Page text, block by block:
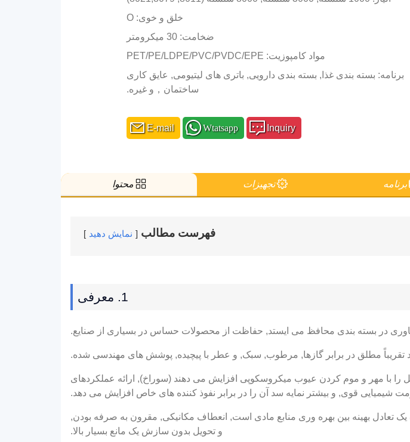
خلق و خوی: O
ضخامت: 30 میکرومتر
مواد کامپوزیت: PET/PE/LDPE/PVC/PVDC/EPE
برنامه: بسته بندی غذا, بسته بندی دارویی, باتری های لیتیومی, عایق کاری
ساختمان，و غیره.
E-mail Wtatsapp Inquiry
محتوا تجهیزات برنامه
فهرست مطالب نمایش دهید
1. معرفی
سد تقریباً مطلق در برابر گازها, مرطوب, سبک, و عطر با پیچیده, پوشش های مهندسی شده.
با مهر و موم کردن عیوب میکروسکوپی افزایش می دهند (سوراخ), ارائه عملکردهای
شیمیایی قوی, و بیشتر نمایه سد آن را در برابر نفوذ کننده های خاص افزایش می دهد.
یک تعادل بهینه بین بهره وری منابع مادی است, انعطاف مکانیکی, مقرون به صرفه بودن,
و تحویل بدون سازش یک مانع بسیار بالا.